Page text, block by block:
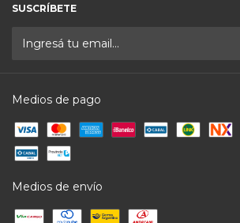
SUSCRÍBETE
Medios de pago
Medios de envío